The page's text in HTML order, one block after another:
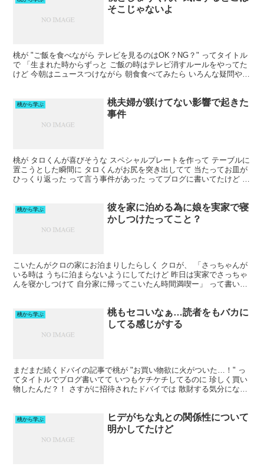
そこじゃないよ
桃が "ご飯を食べながら テレビを見るのはOK？NG？" ってタイトル
で 「生まれた時からずっと ご飯の時はテレビ消すルールをやってた
けど 今朝はニュースつけながら 朝食食べてみたら いろんな疑問や発
桃から学ぶ
桃夫婦が躾けてない影響で起きた
事件
桃が タロくんが喜びそうな スペシャルプレートを作って テーブルに
置こうとした瞬間に タロくんがお尻を突き出してて 当たってお皿が
ひっくり返った って言う事件があった ってブログに書いてたけど ち
桃から学ぶ
彼を家に泊める為に娘を実家で寝
かしつけたってこと？
こいたんがクロの家にお泊まりしたらしく クロが、 「さっちゃんが
いる時は うちに泊まらないようにしてたけど 昨日は実家でさっちゃ
んを寝かしつけて 自分家に帰ってこいたん時間満喫ー」 って書いて
桃から学ぶ
桃もセコいなぁ…読者をもバカに
してる感じがする
まだまだ続くドバイの記事で桃が "お買い物欲に火がついた…！" っ
てタイトルでブログ書いてて いつもケチケチしてるのに 珍しく買い
物したんだ？！ さすがに招待されたドバイでは 散財する気分になる
桃から学ぶ
ヒデがちな丸との関係性について
明かしてたけど